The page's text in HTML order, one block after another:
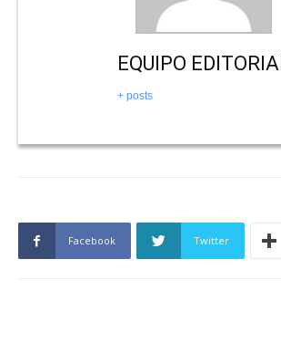
EQUIPO
+ posts
Facebook Twitter